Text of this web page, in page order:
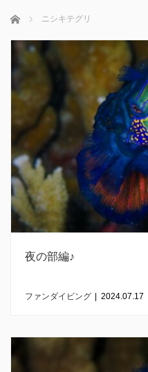
ホーム ニシキテグリ
夜の部編♪
ファンダイビング | 2024.07.17